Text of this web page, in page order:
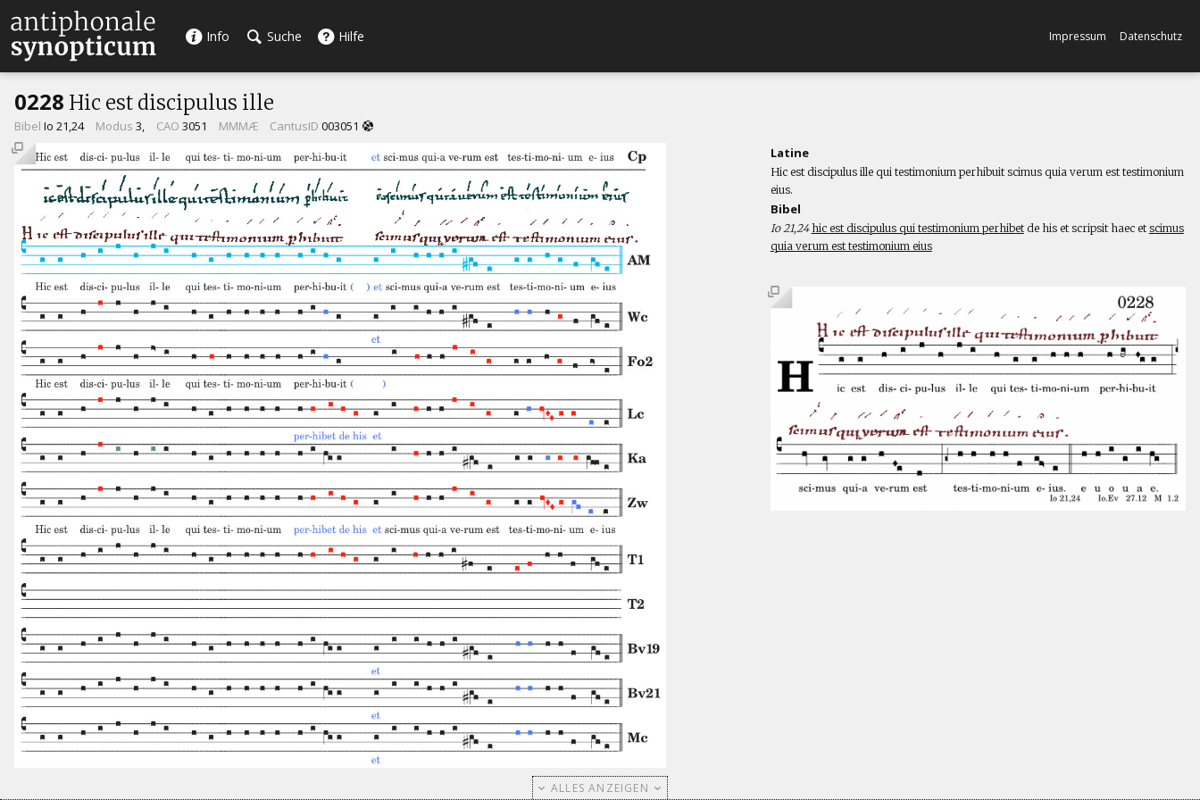
Info Suche Hilfe Impressum Datenschutz
0228 Hic est discipulus ille
Bibel Io 21,24 Modus 3, CAO 3051 MMMÆ CantusID 003051
Latine
Hic est discipulus ille qui testimonium perhibuit scimus quia verum est testimonium
eius.
Bibel
Io 21,24 hic est discipulus qui testimonium perhibetde his et scripsit haec etscimus
quia verum est testimonium eius
ALLES ANZEIGEN